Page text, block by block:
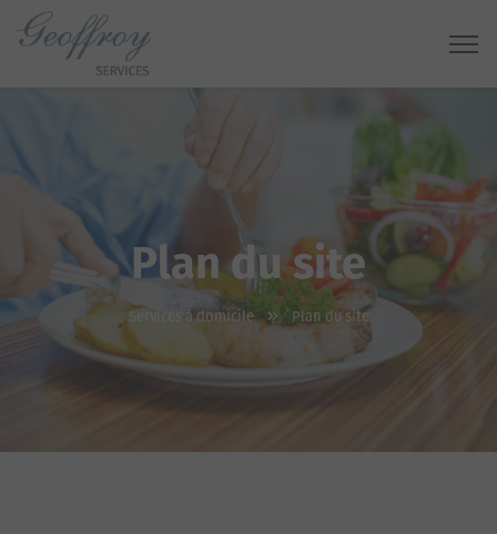
Plan du site
Services à domicile Plan du site